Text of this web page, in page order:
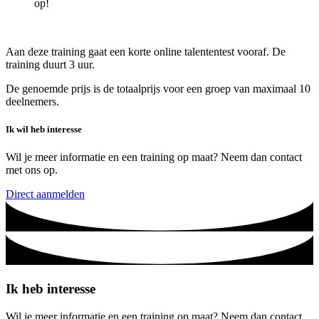
op!
Aan deze training gaat een korte online talententest vooraf. De
training duurt 3 uur.
De genoemde prijs is de totaalprijs voor een groep van maximaal 10
deelnemers.
Ik wil heb interesse
Wil je meer informatie en een training op maat? Neem dan contact
met ons op.
Direct aanmelden
Ik heb interesse
Wil je meer informatie en een training op maat? Neem dan contact